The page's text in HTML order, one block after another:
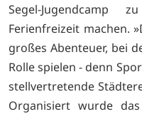
Segel-Jugendcamp
Ferienfreizeit machen.
großes Abenteuer, bei
Rolle spielen - denn
stellvertretende
Organisiert wurde